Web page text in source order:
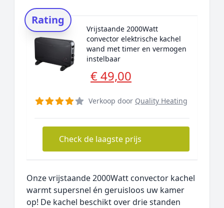
Rating
Vrijstaande 2000Watt
convector elektrische kachel
wand met timer en vermogen
instelbaar
€ 49,00
Verkoop door Quality Heating
Check de laagste prijs
Onze vrijstaande 2000Watt convector kachel
warmt supersnel én geruisloos uw kamer
op! De kachel beschikt over drie standen